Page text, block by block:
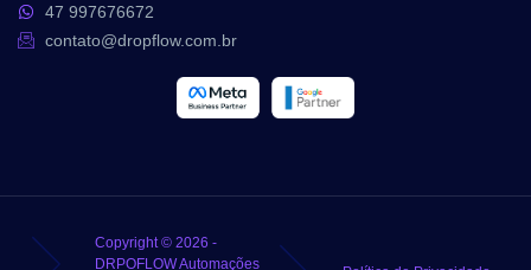
47 997676672
contato@dropflow.com.br
Copyright © 2026 -
DRPOFLOW Automações